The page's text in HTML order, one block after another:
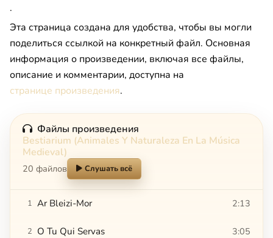
.
Эта страница создана для удобства, чтобы вы могли
поделиться ссылкой на конкретный файл. Основная
информация о произведении, включая все файлы,
описание и комментарии, доступна на
странице произведения.
Файлы произведения
Bestiarium (Animales Y Naturaleza En La Música
Medieval)
20 файлов Слушать всё
1 Ar Bleizi-Mor 2:13
2 O Tu Qui Servas 3:05